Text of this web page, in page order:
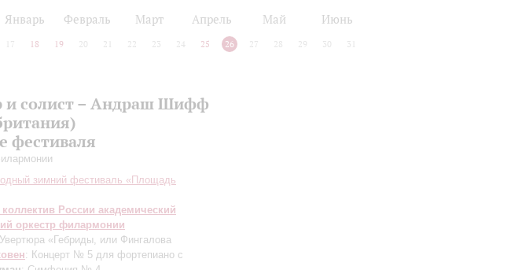
Январь Февраль Март Апрель Май Июнь
17 18 19 20 21 22 23 24 25 26 27 28 29 30 31
и солист – Андраш Шифф
фестиваля
зимний фестиваль «Площадь
России академический
оркестр филармонии
«Гебриды, или Фингалова
: Концерт № 5 для фортепиано с